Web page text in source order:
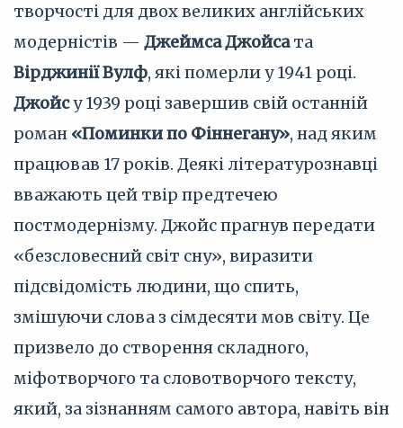
творчості для двох великих англійських
модерністів — Джеймса Джойсата
Вірджинії Вулф, які померли у 1941 році.
Джойсу 1939 році завершив свій останній
роман «Поминки по Фіннегану», над яким
працював 17 років. Деякі літературознавці
вважають цей твір предтечею
постмодернізму. Джойс прагнув передати
«безсловесний світ сну», виразити
підсвідомість людини, що спить,
змішуючи слова з сімдесяти мов світу. Це
призвело до створення складного,
міфотворчого та словотворчого тексту,
який, за зізнанням самого автора, навіть він